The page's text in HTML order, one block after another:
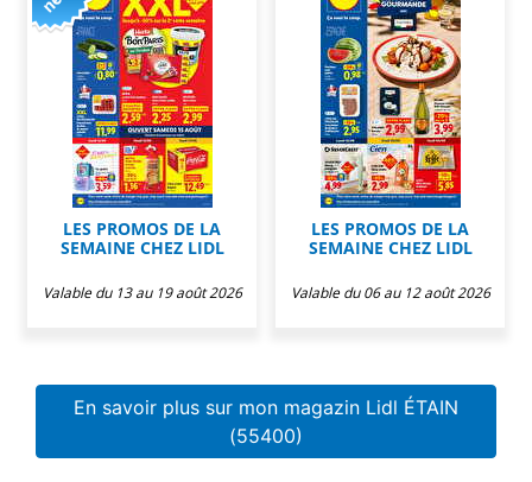
LES PROMOS DE LA
SEMAINE CHEZ LIDL
Valable du 13 au 19 août 2026
LES PROMOS DE LA
SEMAINE CHEZ LIDL
Valable du 06 au 12 août 2026
En savoir plus sur mon magazin Lidl ÉTAIN
(55400)